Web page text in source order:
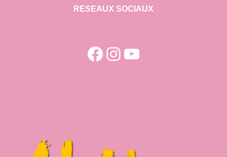
RESEAUX SOCIAUX
Facebook
Instagram
YouTube